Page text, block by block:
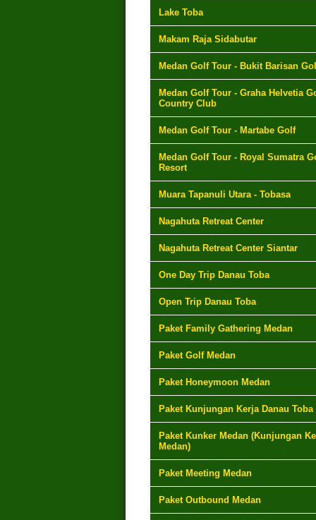
Lake Toba
Makam Raja Sidabutar
Medan Golf Tour - Bukit Barisan
Medan Golf Tour - Graha Helvetia
Country Club
Medan Golf Tour - Martabe Golf
Medan Golf Tour - Royal Sumatra
Resort
Muara Tapanuli Utara - Tobasa
Nagahuta Retreat Center
Nagahuta Retreat Center Siantar
One Day Trip Danau Toba
Open Trip Danau Toba
Paket Family Gathering Medan
Paket Golf Medan
Paket Honeymoon Medan
Paket Kunjungan Kerja Danau Toba
Paket Kunker Medan (Kunjungan
Medan)
Paket Meeting Medan
Paket Outbound Medan